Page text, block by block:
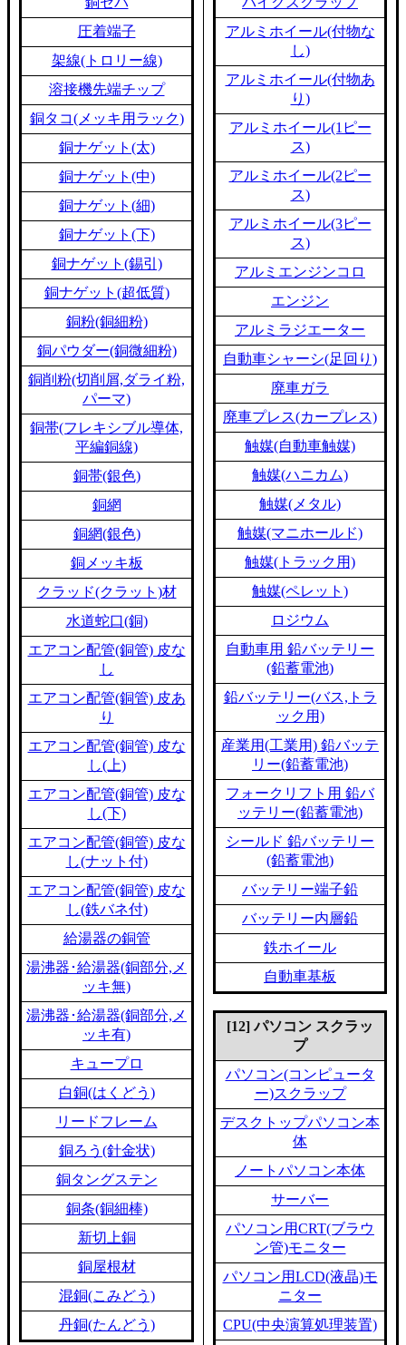
圧着端子
架線(トロリー線)
溶接機先端チップ
銅タコ(メッキ用ラック)
銅ナゲット(太)
銅ナゲット(中)
銅ナゲット(細)
銅ナゲット(下)
銅ナゲット(錫引)
銅ナゲット(超低質)
銅粉(銅細粉)
銅パウダー(銅微細粉)
銅削粉(切削屑,ダライ粉,
パーマ)
銅帯(フレキシブル導体,
平編銅線)
銅帯(銀色)
銅網
銅網(銀色)
銅メッキ板
クラッド(クラット)材
水道蛇口(銅)
エアコン配管(銅管) 皮な
し
エアコン配管(銅管) 皮あ
り
エアコン配管(銅管) 皮な
し(上)
エアコン配管(銅管) 皮な
し(下)
エアコン配管(銅管) 皮な
し(ナット付)
エアコン配管(銅管) 皮な
し(鉄バネ付)
給湯器の銅管
湯沸器･給湯器(銅部分,メ
ッキ無)
湯沸器･給湯器(銅部分,メ
ッキ有)
キュープロ
白銅(はくどう)
リードフレーム
銅ろう(針金状)
銅タングステン
銅条(銅細棒)
新切上銅
銅屋根材
混銅(こみどう)
丹銅(たんどう)
アルミホイール(付物な
し)
アルミホイール(付物あ
り)
アルミホイール(1ピー
ス)
アルミホイール(2ピー
ス)
アルミホイール(3ピー
ス)
アルミエンジンコロ
エンジン
アルミラジエーター
自動車シャーシ(足回り)
廃車ガラ
廃車プレス(カープレス)
触媒(自動車触媒)
触媒(ハニカム)
触媒(メタル)
触媒(マニホールド)
触媒(トラック用)
触媒(ペレット)
ロジウム
自動車用 鉛バッテリー
(鉛蓄電池)
鉛バッテリー(バス,トラ
ック用)
産業用(工業用) 鉛バッテ
リー(鉛蓄電池)
フォークリフト用 鉛バ
ッテリー(鉛蓄電池)
シールド 鉛バッテリー
(鉛蓄電池)
バッテリー端子鉛
バッテリー内層鉛
鉄ホイール
自動車基板
[12] パソコン スクラッ
プ
パソコン(コンピュータ
ー)スクラップ
デスクトップパソコン本
体
ノートパソコン本体
サーバー
パソコン用CRT(ブラウ
ン管)モニター
パソコン用LCD(液晶)モ
ニター
CPU(中央演算処理装置)